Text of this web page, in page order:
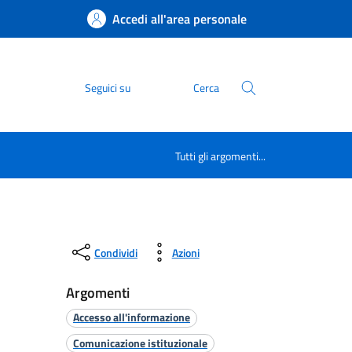
Accedi all'area personale
Seguici su Cerca
Tutti gli argomenti...
Condividi Azioni
Argomenti
Accesso all'informazione
Comunicazione istituzionale